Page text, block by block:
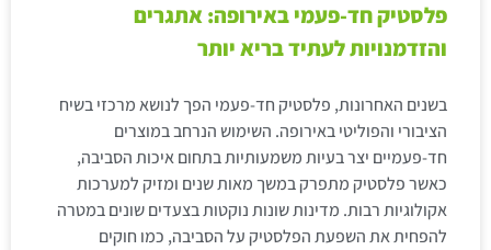
פלסטיק חד-פעמי באירופה: אתגרים
והזדמנויות לעתיד בריא יותר
בשנים האחרונות, פלסטיק חד-פעמי הפך לנושא מרכזי בשיח
הציבורי והפוליטי באירופה. השימוש הנרחב במוצרים
חד-פעמיים יצר בעיות משמעותיות בתחום איכות הסביבה,
כאשר פלסטיק מתפרק במשך מאות שנים ומזיק למערכות
אקולוגיות רבות. מדינות שונות נוקטות בצעדים שונים במטרה
להפחית את השפעת הפלסטיק על הסביבה, כמו חוקים